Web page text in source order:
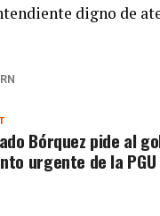
digno de
RN
Bórquez pide al
urgente de la PGU